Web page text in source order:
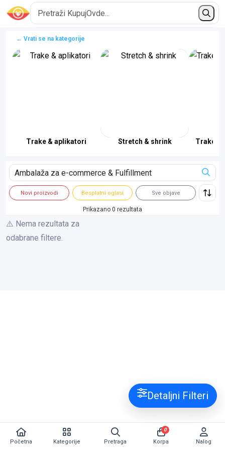
← Vrati se na kategorije
Trake & aplikatori Stretch & shrink Trake
Novi proizvodi Besplatni oglasi Sve objave
Prikazano 0 rezultata
⚠️ Nema rezultata za
odabrane filtere.
Detaljni Filteri
Početna Kategorije Pretraga Korpa
0
Nalog